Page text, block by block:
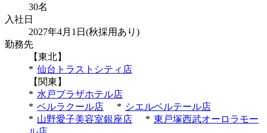
30名
入社日
2027年4月1日(秋採用あり)
勤務先
【東北】
* 仙台トラストシティ店
【関東】
* 水戸プラザホテル店
* ベルラクール店 * シエルベルテール店
* 山野愛子美容室銀座店 * 東戸塚西武オーロラモー